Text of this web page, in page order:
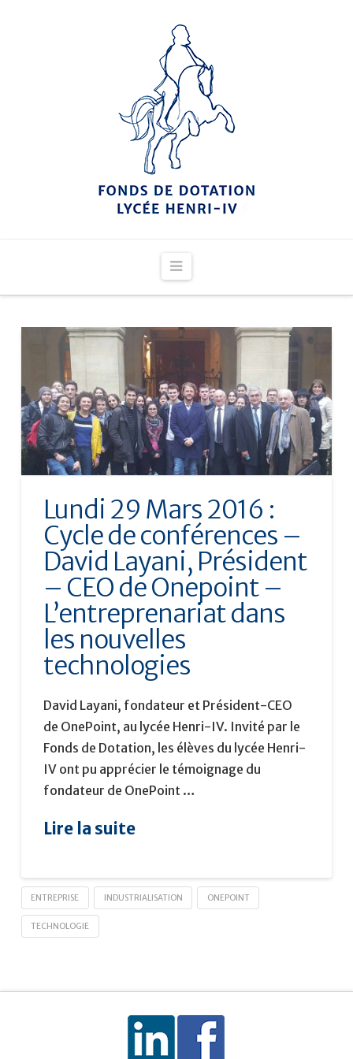
Navigation
Lundi 29 Mars 2016 :
Cycle de conférences –
David Layani, Président
– CEO de Onepoint –
L’entreprenariat dans
les nouvelles
technologies
David Layani, fondateur et Président-CEO
de OnePoint, au lycée Henri-IV. Invité par le
Fonds de Dotation, les élèves du lycée Henri-
IV ont pu apprécier le témoignage du
fondateur de OnePoint …
Lire la suite
ENTREPRISE INDUSTRIALISATION ONEPOINT
TECHNOLOGIE